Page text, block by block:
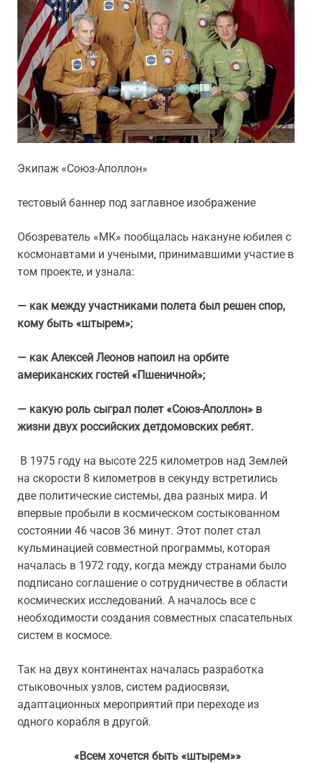
Экипаж «Союз-Аполлон»
тестовый баннер под заглавное изображение
Обозреватель «МК» пообщалась накануне юбилея с
космонавтами и учеными, принимавшими участие в
том проекте, и узнала:
— как между участниками полета был решен спор,
кому быть «штырем»;
— как Алексей Леонов напоил на орбите
американских гостей «Пшеничной»;
— какую роль сыграл полет «Союз-Аполлон» в
жизни двух российских детдомовских ребят.
В 1975 году на высоте 225 километров над Землей
на скорости 8 километров в секунду встретились
две политические системы, два разных мира. И
впервые пробыли в космическом состыкованном
состоянии 46 часов 36 минут. Этот полет стал
кульминацией совместной программы, которая
началась в 1972 году, когда между странами было
подписано соглашение о сотрудничестве в области
космических исследований. А началось все с
необходимости создания совместных спасательных
систем в космосе.
Так на двух континентах началась разработка
стыковочных узлов, систем радиосвязи,
адаптационных мероприятий при переходе из
одного корабля в другой.
«Всем хочется быть «штырем»»